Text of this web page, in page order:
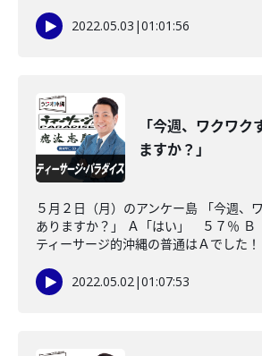
2022.05.03 |01:01:56
「今週、ワクワク
ますか？」
５月２日（月）のアンケー島 「今週、
ありますか？」 Ａ「はい」 ５７％ Ｂ
ティーサージ的沖縄の普通はＡでした！
2022.05.02|01:07:53